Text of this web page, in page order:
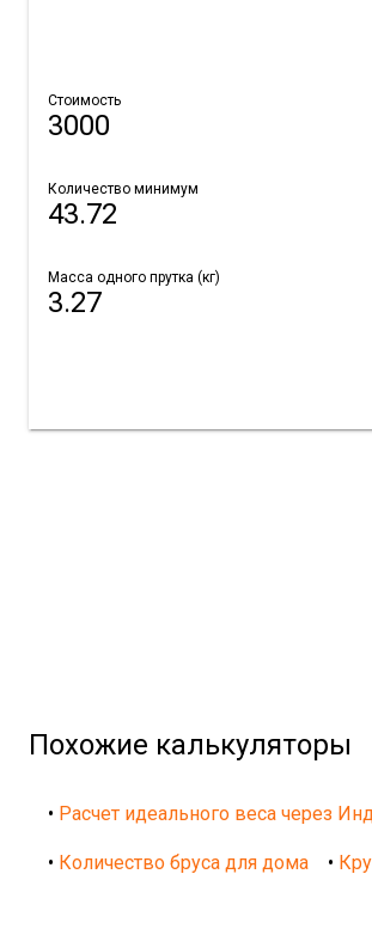
Стоимость
3000
Количество минимум
43.72
Масса одного прутка (кг)
3.27
Похожие калькуляторы
• Расчет идеального веса через
• Количество бруса для дома •